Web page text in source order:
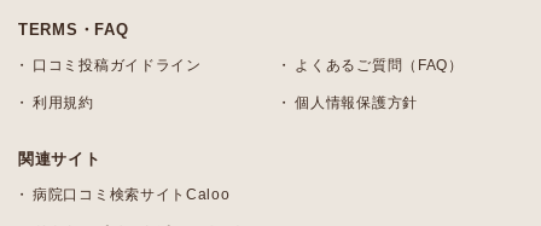
TERMS・FAQ
口コミ投稿ガイドライン よくあるご質問（FAQ）
利用規約 個人情報保護方針
関連サイト
病院口コミ検索サイトCaloo